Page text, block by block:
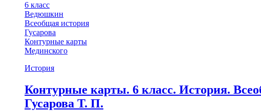
6 класс
Ведюшкин
Всеобщая история
Гусарова
Контурные карты
Мединского
История
Контурные карты. 6 класс. История.
Гусарова Т. П.